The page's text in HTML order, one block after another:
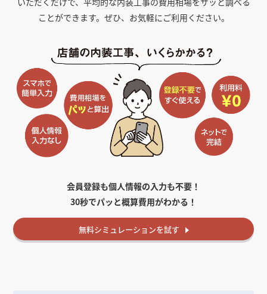
ことができます。ぜひ、お気軽にご利用ください。
会員登録も個人情報の入力も不要！
30秒でパッと概算費用がわかる！
無料シミュレーションを試す